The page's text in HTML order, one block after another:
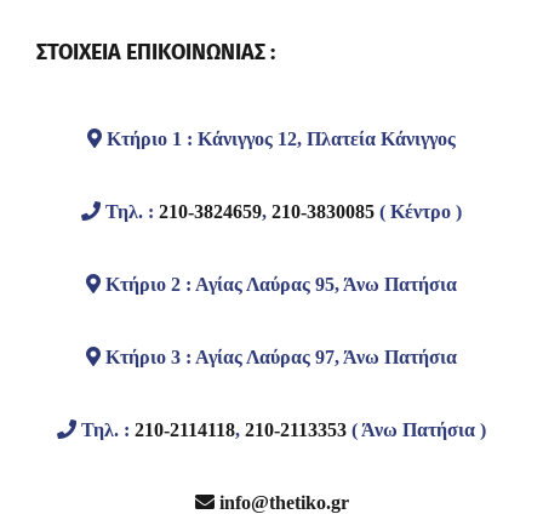
ΣΤΟΙΧΕΙΑ ΕΠΙΚΟΙΝΩΝΙΑΣ :
Κτήριο 1 : Κάνιγγος 12, Πλατεία Κάνιγγος
Τηλ. : 210-3824659, 210-3830085 ( Κέντρο )
Κτήριο 2 : Αγίας Λαύρας 95, Άνω Πατήσια
Κτήριο 3 : Αγίας Λαύρας 97, Άνω Πατήσια
Τηλ. : 210-2114118, 210-2113353 ( Άνω Πατήσια )
info@thetiko.gr